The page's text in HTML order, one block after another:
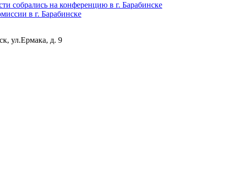
собрались на конференцию в г. Барабинске
в г. Барабинске
ул.Ермака, д. 9